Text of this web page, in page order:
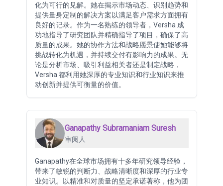
化为可行的见解。她在揭示市场动态、识别趋势和
提供量身定制的解决方案以满足客户需求方面拥有
良好的记录。作为一名熟练的领导者，Versha 成
功地指导了研究团队并精确指导了项目，确保了高
质量的成果。她的协作方法和战略愿景使她能够将
挑战转化为机遇，并持续交付有影响力的成果。无
论是分析市场、吸引利益相关者还是制定战略，
Versha 都利用她深厚的专业知识和行业知识来推
动创新并提供可衡量的价值。
Ganapathy Subramaniam Suresh
审阅人
Ganapathy在全球市场拥有十多年研究领导经验，
带来了敏锐的判断力、战略清晰度和深厚的行业专
业知识。以精准和对质量的坚定承诺著称，他为团